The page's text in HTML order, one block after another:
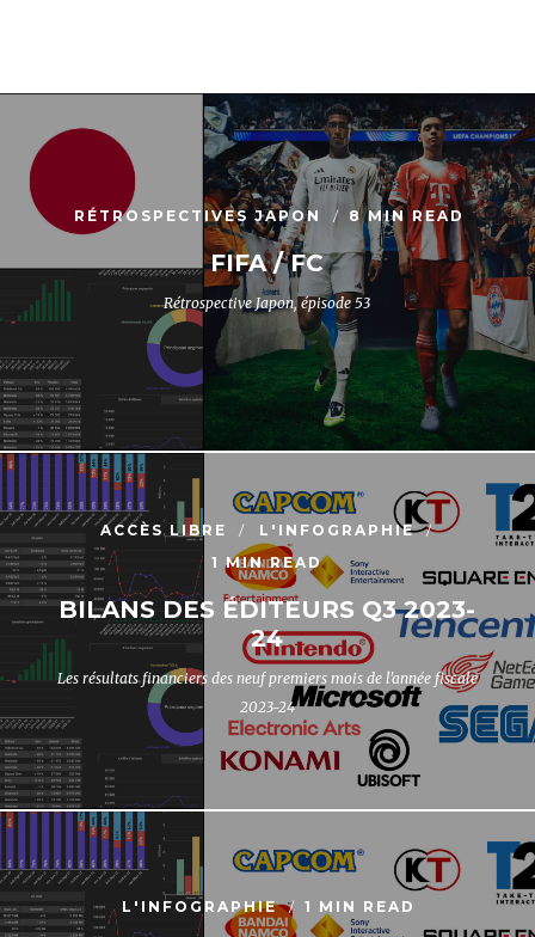
RÉTROSPECTIVES JAPON 8 MIN READ
FIFA / FC
Rétrospective Japon, épisode 53
ACCÈS LIBRE
L'INFOGRAPHIE
1 MIN READ
BILANS DES ÉDITEURS Q3 2023-
24
Les résultats financiers des neuf premiers mois de l'année fiscale
2023-24
L'INFOGRAPHIE 1 MIN READ